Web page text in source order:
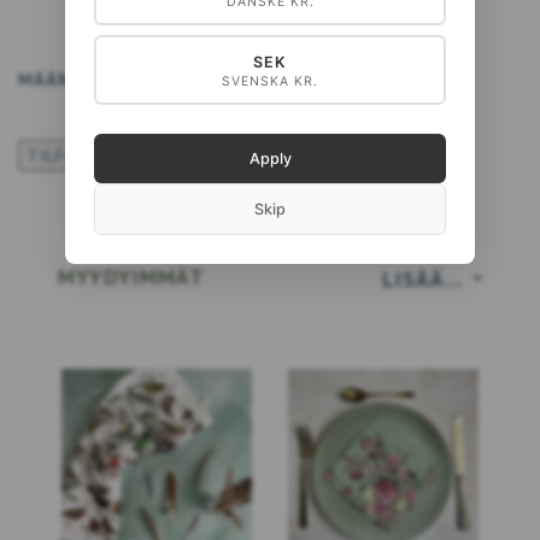
MÄÄRÄ LISÄÄ KORIIN
LISÄÄ…
MYYDYIMMÄT
SEK
SVENSKA KR.
Apply
Skip